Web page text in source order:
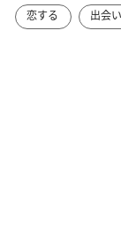
恋する
出会い